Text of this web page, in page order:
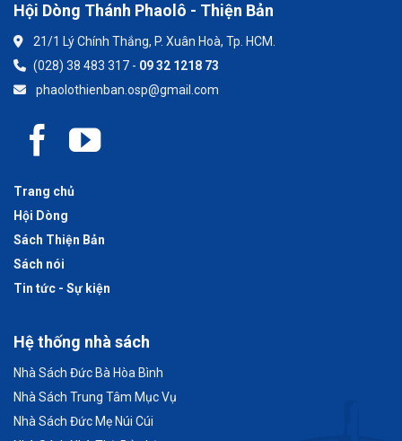
Hội Dòng Thánh Phaolô - Thiện Bản
21/1 Lý Chính Thắng, P. Xuân Hoà, Tp. HCM.
(028) 38 483 317 - 09 32 1218 73
phaolothienban.osp@gmail.com
Trang chủ
Hội Dòng
Sách Thiện Bản
Sách nói
Tin tức - Sự kiện
Hệ thống nhà sách
Nhà Sách Đức Bà Hòa Bình
Nhà Sách Trung Tâm Mục Vụ
Nhà Sách Đức Mẹ Núi Cúi